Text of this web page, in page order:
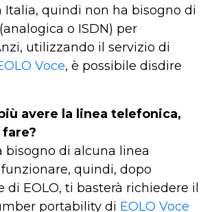
Italia, quindi non ha bisogno di
o ISDN) per
utilizzando il servizio di
Voce, è possibile disdire
avere la linea telefonica,
bisogno di alcuna linea
quindi, dopo
di EOLO, ti basterà richiedere il
portability di EOLO Voce